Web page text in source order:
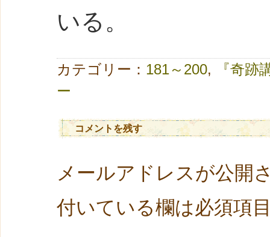
いる。
カテゴリー： 181～200,
『奇跡
ー
コメントを残す
メールアドレスが公開
付いている欄は必須項